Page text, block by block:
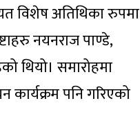
विशेष अतिथिका रुपमा
नयनराज पाण्डे,
थियो। समारोहमा
कार्यक्रम पनि गरिएको